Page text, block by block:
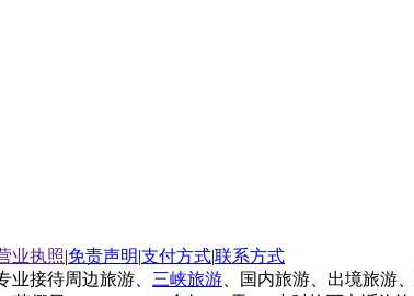
业执照|免责声明|支付方式|联系方式
业接待周边旅游、 三峡旅游 、国内旅游、出境旅游、